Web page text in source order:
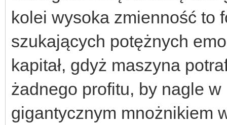
kolei wysoka zmienność to
szukających potężnych
kapitał, gdyż maszyna
żadnego profitu, by nagle
gigantycznym mnożnikiem